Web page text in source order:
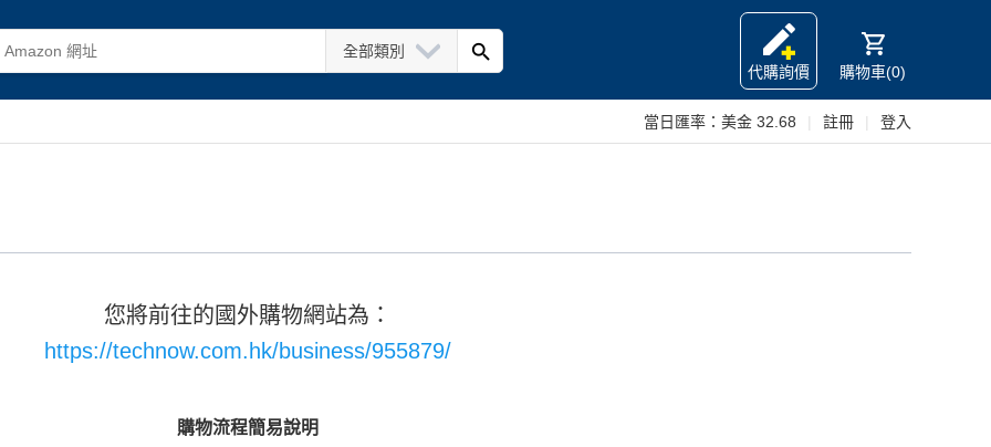
全部類別
代購詢價
購物車(0)
當日匯率： 美金 32.68 註冊 登入
您將前往的國外購物網站為：
https://technow.com.hk/business/955879/
購物流程簡易說明